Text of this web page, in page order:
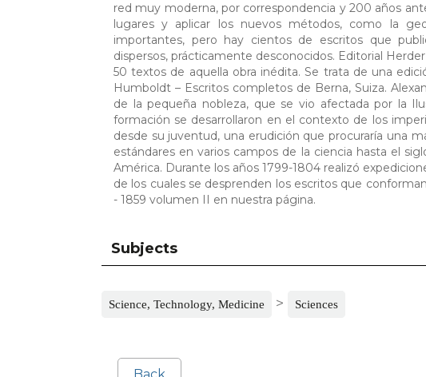
red muy moderna, por correspondencia y 200 años
lugares y aplicar los nuevos métodos, como la
importantes, pero hay cientos de escritos que
dispersos, prácticamente desconocidos. Editorial
50 textos de aquella obra inédita. Se trata de una
Humboldt – Escritos completos de Berna, Suiza.
de la pequeña nobleza, que se vio afectada por la
formación se desarrollaron en el contexto de los
desde su juventud, una erudición que procuraría una
estándares en varios campos de la ciencia hasta el
América. Durante los años 1799-1804 realizó
de los cuales se desprenden los escritos que
- 1859 volumen II en nuestra página.
Subjects
Science, Technology, Medicine > Sciences